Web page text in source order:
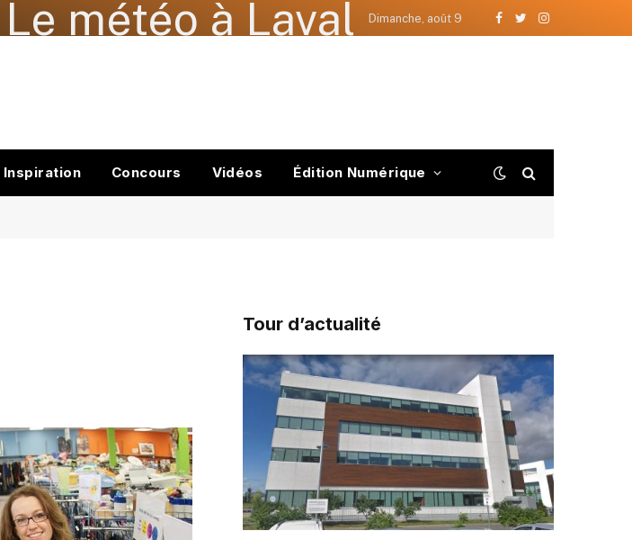
Le météo à Laval Dimanche, août 9
Facebook
TwitterInstagram
Inspiration Concours Vidéos Édition Numérique
Tour d’actualité